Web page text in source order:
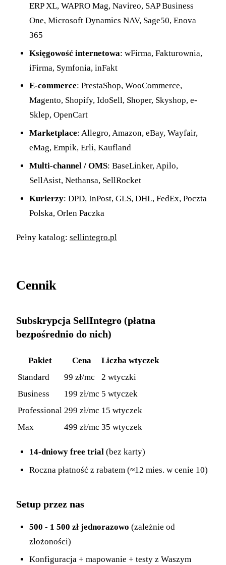
ERP XL, WAPRO Mag, Navireo, SAP Business
One, Microsoft Dynamics NAV, Sage50, Enova
365
Księgowość internetowa: wFirma, Fakturownia,
iFirma, Symfonia, inFakt
E-commerce: PrestaShop, WooCommerce,
Magento, Shopify, IdoSell, Shoper, Skyshop, e-
Sklep, OpenCart
Marketplace: Allegro, Amazon, eBay, Wayfair,
eMag, Empik, Erli, Kaufland
Multi-channel / OMS: BaseLinker, Apilo,
SellAsist, Nethansa, SellRocket
Kurierzy: DPD, InPost, GLS, DHL, FedEx, Poczta
Polska, Orlen Paczka
Pełny katalog: sellintegro.pl
Cennik
Subskrypcja SellIntegro (płatna
bezpośrednio do nich)
Pakiet Cena
Liczba wtyczek
Standard
99 zł/mc
2 wtyczki
Business
199 zł/mc 5 wtyczek
Professional 299 zł/mc 15 wtyczek
Max
499 zł/mc 35 wtyczek
14-dniowy free trial (bez karty)
Roczna płatność z rabatem (≈12 mies. w cenie 10)
Setup przez nas
500 - 1 500 zł jednorazowo (zależnie od
złożoności)
Konfiguracja + mapowanie + testy z Waszym